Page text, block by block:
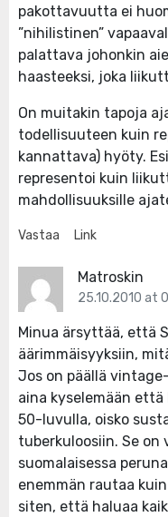
pakottavuutta ei
”nihilistinen”
palattava johonkin
haasteeksi, joka
On muitakin tapoja
todellisuuteen kuin
kannattava) hyöty.
representoi kuin
mahdollisuuksille
Vastaa Link
Matroskin
25.10.2010 at
Minua ärsyttää, että
äärimmäisyyksiin,
Jos on päällä
aina kyselemään
50-luvulla, oisko
tuberkuloosiin. Se on
suomalaisessa
enemmän rautaa
siten, että haluaa